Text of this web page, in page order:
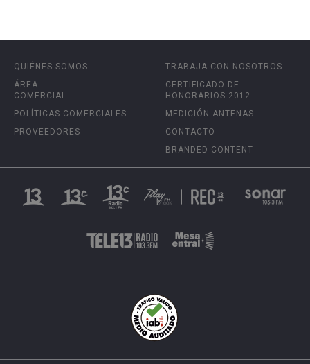
QUIÉNES SOMOS
ÁREA
COMERCIAL
POLÍTICAS COMERCIALES
PROVEEDORES
TRABAJA CON NOSOTROS
CERTIFICADO DE
HONORARIOS 2012
MEDICIÓN ANTENAS
CONTACTO
BRANDED CONTENT